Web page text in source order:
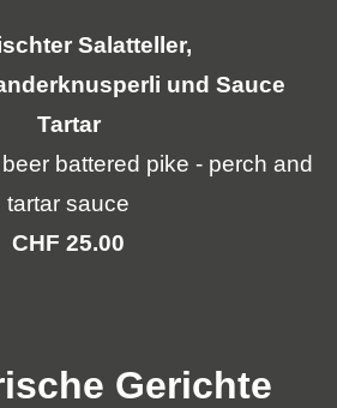
Salatteller,
und Sauce
Tartar
battered pike - perch and
tartar sauce
CHF 25.00
Gerichte